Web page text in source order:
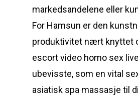
markedsandelene eller
For Hamsun er den
produktivitet nært knyttet
escort video homo sex
ubevisste, som en vital
asiatisk spa massasje til